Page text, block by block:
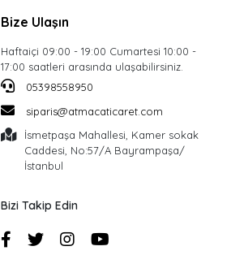
Bize Ulaşın
Haftaiçi 09:00 - 19:00 Cumartesi 10:00 -
17:00 saatleri arasında ulaşabilirsiniz.
05398558950
siparis@atmacaticaret.com
İsmetpaşa Mahallesi, Kamer sokak
Caddesi, No:57/A Bayrampaşa/
İstanbul
Bizi Takip Edin